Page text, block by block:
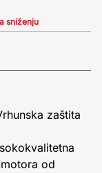
sniženju
zaštita
od